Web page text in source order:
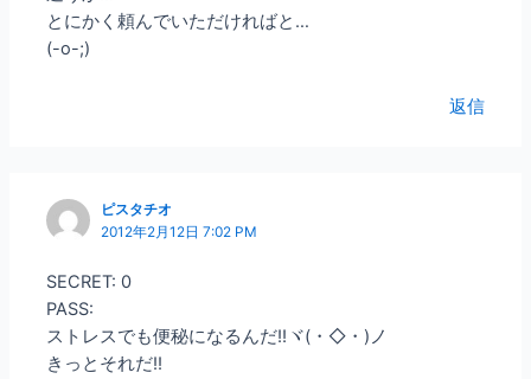
とにかく頼んでいただければと…
(-o-;)
返信
ピスタチオ
2012年2月12日 7:02 PM
SECRET: 0
PASS:
ストレスでも便秘になるんだ!!ヾ(・◇・)ノ
きっとそれだ!!